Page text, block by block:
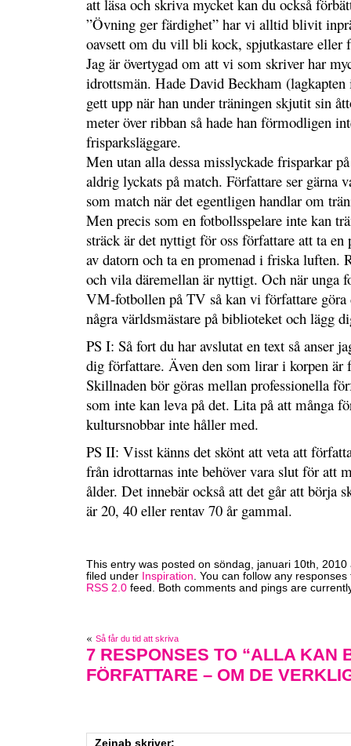
att läsa och skriva mycket kan du också
”Övning ger färdighet” har vi alltid blivit
oavsett om du vill bli kock, spjutkastare eller
Jag är övertygad om att vi som skriver har
idrottsmän. Hade David Beckham (lagkapten
gett upp när han under träningen skjutit sin
meter över ribban så hade han förmodligen
frisparksläggare.
Men utan alla dessa misslyckade frisparkar
aldrig lyckats på match. Författare ser gärna
som match när det egentligen handlar om
Men precis som en fotbollsspelare inte kan
sträck är det nyttigt för oss författare att ta en
av datorn och ta en promenad i friska luften.
och vila däremellan är nyttigt. Och när unga
VM-fotbollen på TV så kan vi författare göra
några världsmästare på biblioteket och lägg
PS I: Så fort du har avslutat en text så anser
dig författare. Även den som lirar i korpen är
Skillnaden bör göras mellan professionella
som inte kan leva på det. Lita på att många
kultursnobbar inte håller med.
PS II: Visst känns det skönt att veta att
från idrottarnas inte behöver vara slut för att
ålder. Det innebär också att det går att börja
är 20, 40 eller rentav 70 år gammal.
This entry was posted on söndag, januari 10th,
filed under Inspiration. You can follow any
RSS 2.0 feed. Both comments and pings are
« Så får du tid att skriva
7 RESPONSES TO “ALLA KAN
FÖRFATTARE – OM DE
Zeinab skriver: